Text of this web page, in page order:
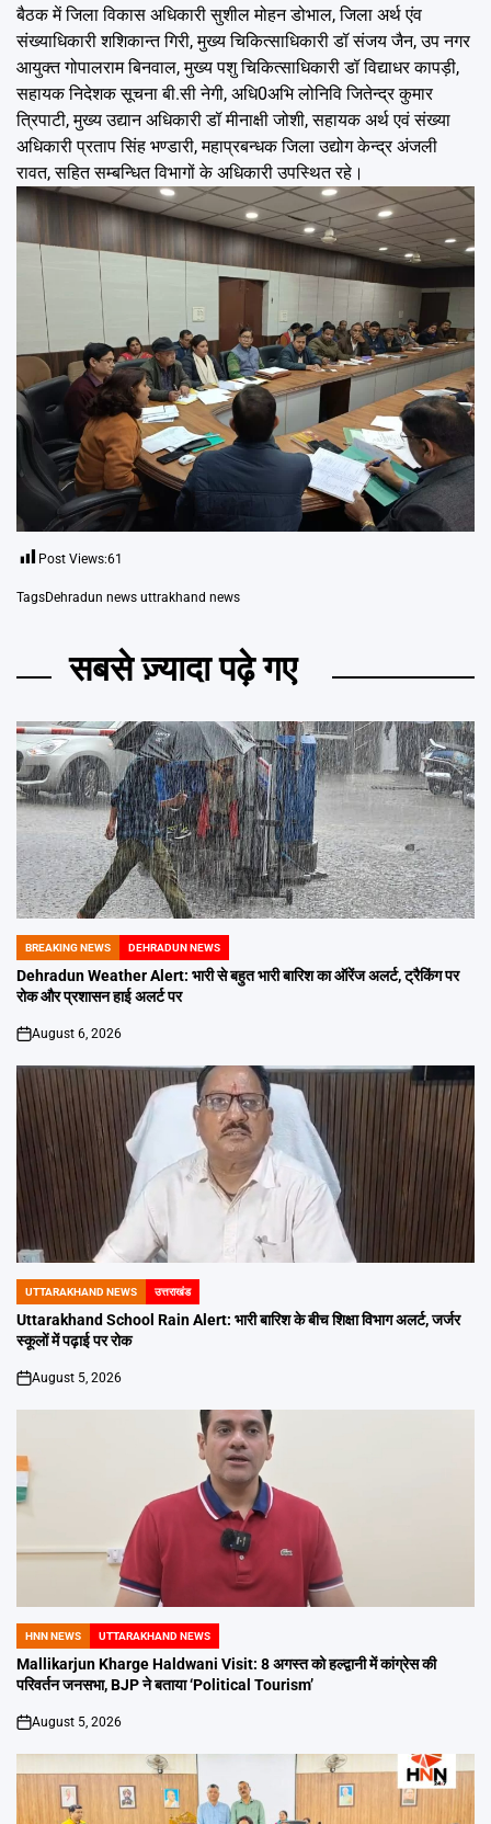
बैठक में जिला विकास अधिकारी सुशील मोहन डोभाल, जिला अर्थ एंव
संख्याधिकारी शशिकान्त गिरी, मुख्य चिकित्साधिकारी डॉ संजय जैन, उप नगर
आयुक्त गोपालराम बिनवाल, मुख्य पशु चिकित्साधिकारी डॉ विद्याधर कापड़ी,
सहायक निदेशक सूचना बी.सी नेगी, अधि0अभि लोनिवि जितेन्द्र कुमार
त्रिपाटी, मुख्य उद्यान अधिकारी डॉ मीनाक्षी जोशी, सहायक अर्थ एवं संख्या
अधिकारी प्रताप सिंह भण्डारी, महाप्रबन्धक जिला उद्योग केन्द्र अंजली
रावत, सहित सम्बन्धित विभागों के अधिकारी उपस्थित रहे।
Post Views:61
TagsDehradun news uttrakhand news
सबसे ज़्यादा पढ़े गए
POSTED
IN
BREAKING NEWS DEHRADUN NEWS
Dehradun Weather Alert: भारी से बहुत भारी बारिश का ऑरेंज अलर्ट, ट्रैकिंग पर
रोक और प्रशासन हाई अलर्ट पर
on
August 6, 2026
POSTED
IN
UTTARAKHAND NEWS उत्तराखंड
Uttarakhand School Rain Alert: भारी बारिश के बीच शिक्षा विभाग अलर्ट, जर्जर
स्कूलों में पढ़ाई पर रोक
on
August 5, 2026
POSTED
IN
HNN NEWS UTTARAKHAND NEWS
Mallikarjun Kharge Haldwani Visit: 8 अगस्त को हल्द्वानी में कांग्रेस की
परिवर्तन जनसभा, BJP ने बताया ‘Political Tourism’
on
August 5, 2026